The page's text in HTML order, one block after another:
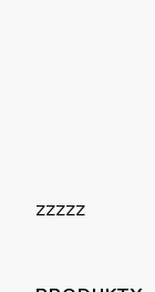
zzzzz